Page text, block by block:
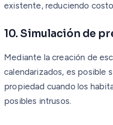
existente, reduciendo
10. Simulación de
Mediante la creación de
calendarizados, es posible
propiedad cuando los
posibles intrusos.